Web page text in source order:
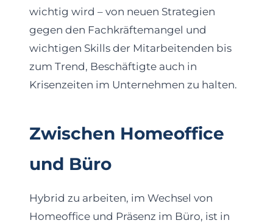
wichtig wird – von neuen Strategien
gegen den Fachkräftemangel und
wichtigen Skills der Mitarbeitenden bis
zum Trend, Beschäftigte auch in
Krisenzeiten im Unternehmen zu halten.
Zwischen Homeoffice
und Büro
Hybrid zu arbeiten, im Wechsel von
Homeoffice und Präsenz im Büro, ist in